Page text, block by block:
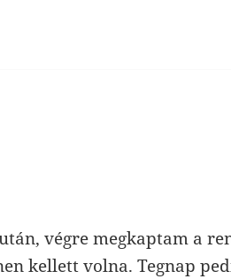
végre megkaptam a
kellett volna. Tegnap